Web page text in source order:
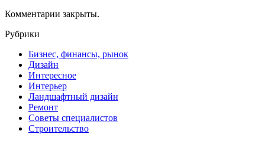
Комментарии закрыты.
Рубрики
Бизнес, финансы, рынок
Дизайн
Интересное
Интерьер
Ландшафтный дизайн
Ремонт
Советы специалистов
Строительство